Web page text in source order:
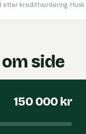
kredittvurdering.
side
150 000 kr